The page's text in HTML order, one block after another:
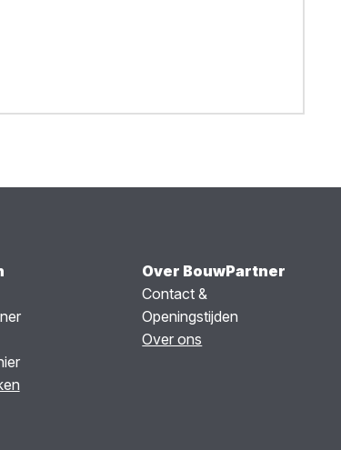
Over BouwPartner
Contact &
Openingstijden
Over ons